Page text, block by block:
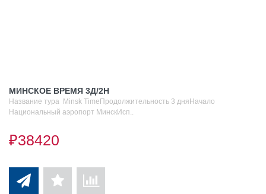
МИНСКОЕ ВРЕМЯ 3Д/2Н
Название тура Minsk TimeПродолжительность 3 дняНачало
Национальный аэропорт МинскИсп..
₽38420